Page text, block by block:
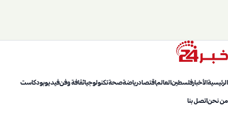
الرئيسيةالأخبارفلسطينالعالماقتصادرياضةصحةتكنولوجياثقافة وفنفيديوبودكاست
من نحناتصل بنا